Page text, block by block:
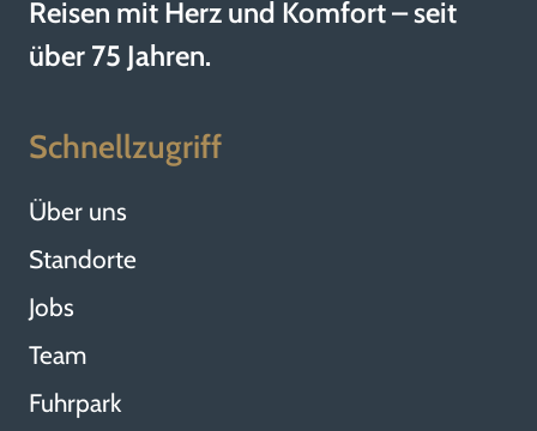
Reisen mit Herz und Komfort – seit
über 75 Jahren.
Schnellzugriff
Über uns
Standorte
Jobs
Team
Fuhrpark